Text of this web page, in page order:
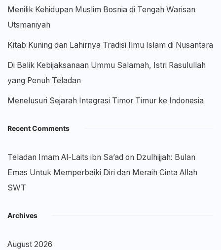
Menilik Kehidupan Muslim Bosnia di Tengah Warisan
Utsmaniyah
Kitab Kuning dan Lahirnya Tradisi Ilmu Islam di Nusantara
Di Balik Kebijaksanaan Ummu Salamah, Istri Rasulullah
yang Penuh Teladan
Menelusuri Sejarah Integrasi Timor Timur ke Indonesia
Recent Comments
Teladan Imam Al-Laits ibn Sa’ad on Dzulhijjah: Bulan
Emas Untuk Memperbaiki Diri dan Meraih Cinta Allah
SWT
Archives
August 2026